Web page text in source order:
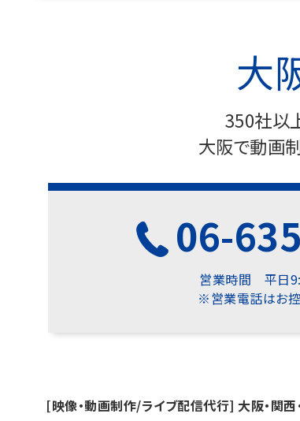
大
350社以
大阪で動画
06-
営業時間 平日
※営業電話はお控
[映像・動画制作/ライブ配信代行] 大阪・関西